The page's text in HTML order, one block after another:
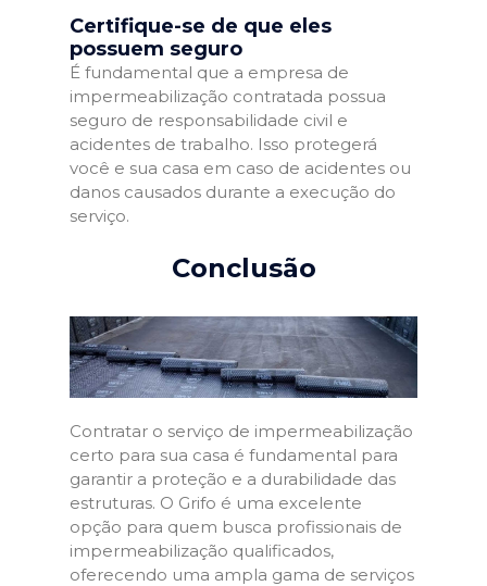
Certifique-se de que eles
possuem seguro
É fundamental que a empresa de
impermeabilização contratada possua
seguro de responsabilidade civil e
acidentes de trabalho. Isso protegerá
você e sua casa em caso de acidentes ou
danos causados durante a execução do
serviço.
Conclusão
Contratar o serviço de impermeabilização
certo para sua casa é fundamental para
garantir a proteção e a durabilidade das
estruturas. O Grifo é uma excelente
opção para quem busca profissionais de
impermeabilização qualificados,
oferecendo uma ampla gama de serviços